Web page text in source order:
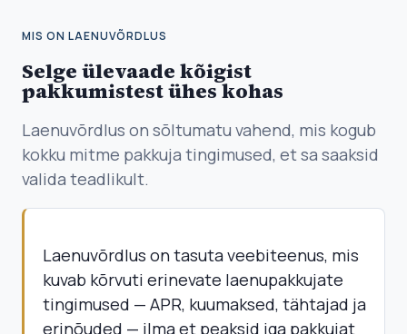
MIS ON LAENUVÕRDLUS
Selge ülevaade kõigist
pakkumistest ühes kohas
Laenuvõrdlus on sõltumatu vahend, mis kogub
kokku mitme pakkuja tingimused, et sa saaksid
valida teadlikult.
Laenuvõrdlus on tasuta veebiteenus, mis
kuvab kõrvuti erinevate laenupakkujate
tingimused — APR, kuumaksed, tähtajad ja
erinõuded — ilma et peaksid iga pakkujat